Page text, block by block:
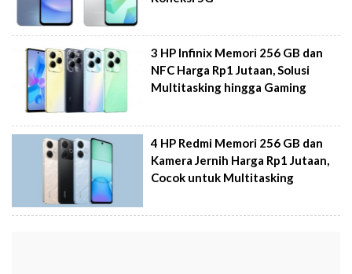
3 HP Infinix Memori 256 GB dan
NFC Harga Rp1 Jutaan, Solusi
Multitasking hingga Gaming
4 HP Redmi Memori 256 GB dan
Kamera Jernih Harga Rp1 Jutaan,
Cocok untuk Multitasking